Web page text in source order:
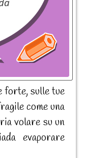
forte, sulle tue
come una
volare su un
evaporare